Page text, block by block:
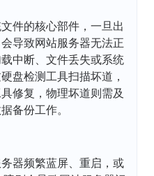
件的核心部件，一旦出
导致网站服务器无法正
中断、文件丢失或系统
盘检测工具扫描坏道，
修复，物理坏道则需及
备份工作。
器频繁蓝屏、重启，或